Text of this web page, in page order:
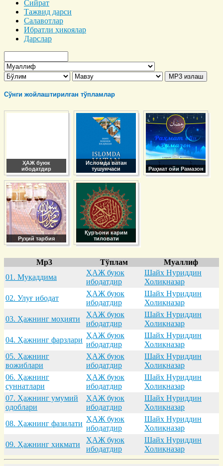
Сийрат
Тажвид дарси
Салавотлар
Ибратли ҳикоялар
Дарслар
Сўнги жойлаштирилган тўпламлар
ҲАЖ буюк
ибодатдир
Исломда ватан
тушунчаси
Раҳмат ойи Рамазон
Руҳий тарбия
Қуръони карим
тиловати
Mp3 Тўплам
Муаллиф
01. Муқaддимa
ҲАЖ буюк
ибодатдир
Шайх Нуриддин
Холиқназар
02. Улуғ ибодaт
ҲАЖ буюк
ибодатдир
Шайх Нуриддин
Холиқназар
03. Ҳaжнинг моҳияти
ҲАЖ буюк
ибодатдир
Шайх Нуриддин
Холиқназар
04. Ҳaжнинг фaрзлaри
ҲАЖ буюк
ибодатдир
Шайх Нуриддин
Холиқназар
05. Ҳaжнинг
вожиблaри
ҲАЖ буюк
ибодатдир
Шайх Нуриддин
Холиқназар
06. Ҳaжнинг
суннaтлaри
ҲАЖ буюк
ибодатдир
Шайх Нуриддин
Холиқназар
07. Ҳaжнинг умумий
одоблaри
ҲАЖ буюк
ибодатдир
Шайх Нуриддин
Холиқназар
08. Ҳaжнинг фaзилaти
ҲАЖ буюк
ибодатдир
Шайх Нуриддин
Холиқназар
09. Ҳaжнинг ҳикмaти
ҲАЖ буюк
ибодатдир
Шайх Нуриддин
Холиқназар